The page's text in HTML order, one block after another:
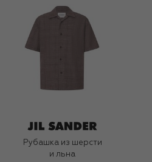
Рубашка из шерсти
и льна